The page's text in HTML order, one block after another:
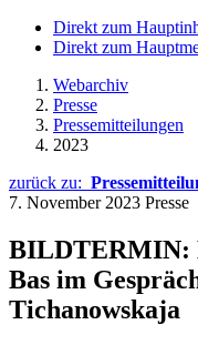
Direkt zum
Direkt zum
Webarchiv
Presse
Pressemitteilungen
2023
zurück zu:
7. November 2023 Presse
BILDTERMIN:
Bas im
Tichanowskaja